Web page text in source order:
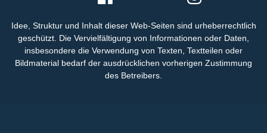
Idee, Struktur und Inhalt dieser Web-Seiten sind urheberrechtlich
geschützt. Die Vervielfältigung von Informationen oder Daten,
insbesondere die Verwendung von Texten, Textteilen oder
Bildmaterial bedarf der ausdrücklichen vorherigen Zustimmung
des Betreibers.